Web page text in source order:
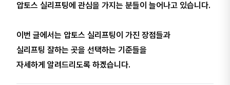
압토스 실리프팅에 관심을 가지는 분들이 늘어나고 있습니다.
이번 글에서는 압토스 실리프팅이 가진 장점들과
실리프팅 잘하는 곳을 선택하는 기준들을
자세하게 알려드리도록 하겠습니다.